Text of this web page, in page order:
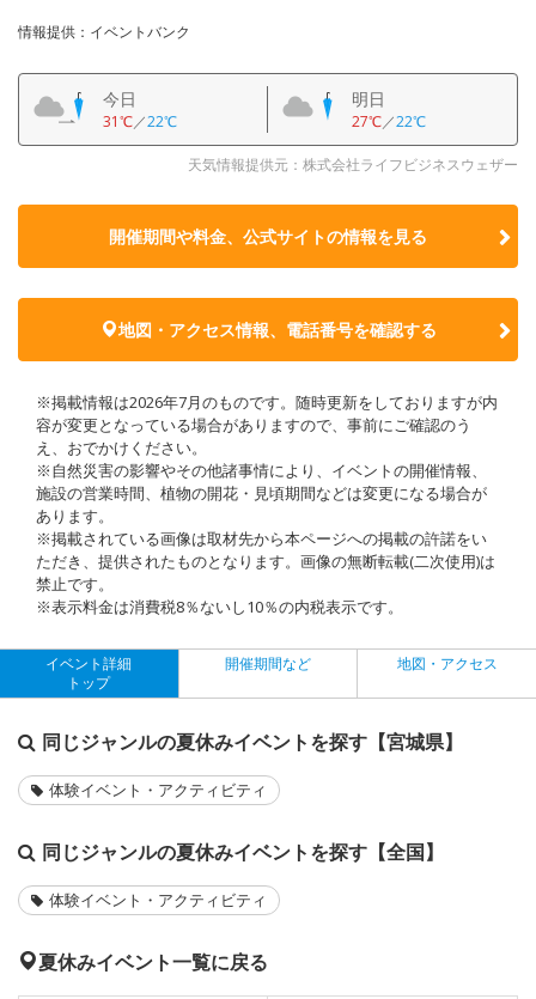
情報提供：イベントバンク
今日
31℃／22℃
明日
27℃／22℃
天気情報提供元：株式会社ライフビジネスウェザー
開催期間や料金、公式サイトの情報を見る
地図・アクセス情報、電話番号を確認する
※掲載情報は2026年7月のものです。随時更新をしておりますが内
容が変更となっている場合がありますので、事前にご確認のう
え、おでかけください。
※自然災害の影響やその他諸事情により、イベントの開催情報、
施設の営業時間、植物の開花・見頃期間などは変更になる場合が
あります。
※掲載されている画像は取材先から本ページへの掲載の許諾をい
ただき、提供されたものとなります。画像の無断転載(二次使用)は
禁止です。
※表示料金は消費税8％ないし10％の内税表示です。
イベント詳細
トップ
開催期間など 地図・アクセス
同じジャンルの夏休みイベントを探す【宮城県】
体験イベント・アクティビティ
同じジャンルの夏休みイベントを探す【全国】
体験イベント・アクティビティ
夏休みイベント一覧に戻る